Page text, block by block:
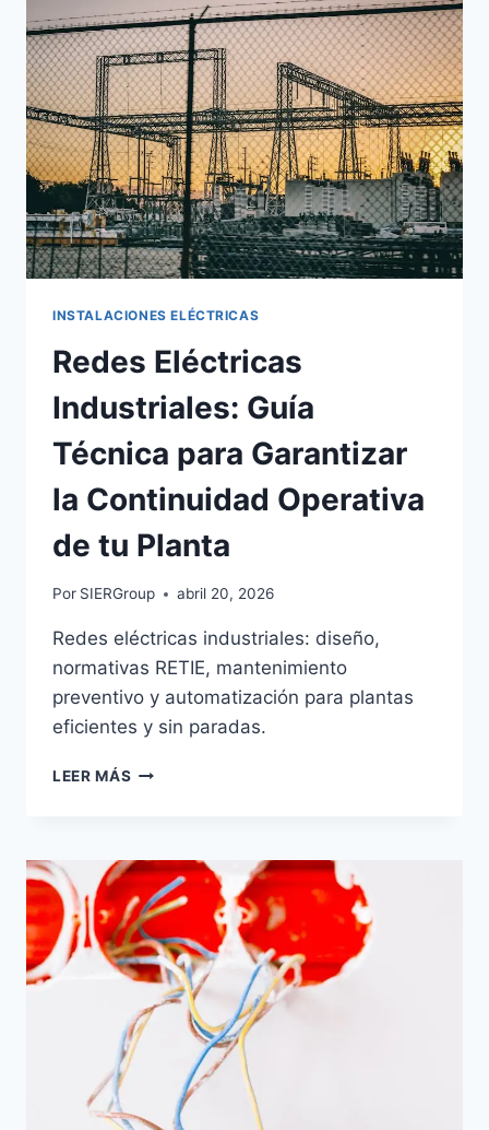
TIPOS,
NORMAS
Y
CÓMO
PREVENIR
FALLAS
CRÍTICAS
INSTALACIONES ELÉCTRICAS
Redes Eléctricas
Industriales: Guía
Técnica para Garantizar
la Continuidad Operativa
de tu Planta
Por SIERGroup abril 20, 2026
Redes eléctricas industriales: diseño,
normativas RETIE, mantenimiento
preventivo y automatización para plantas
eficientes y sin paradas.
LEER MÁS REDES
TÉCNICA
PARA
GARANTIZAR
LA
CONTINUIDAD
OPERATIVA
TU
PLANTA